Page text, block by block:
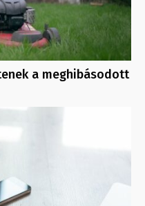
a meghibásodott